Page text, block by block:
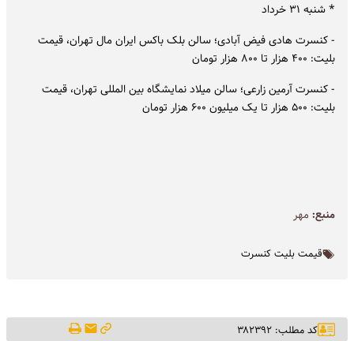
* شنبه ۳۱ خرداد
- کنسرت هادی فیض آبادی؛ سالن بلک باکس ایران مال تهران، قیمت
بلیت: ۴۰۰ هزار تا ۸۰۰ هزار تومان
- کنسرت آرمین زارعی؛ سالن میلاد نمایشگاه بین المللی تهران، قیمت
بلیت: ۵۰۰ هزار تا یک میلیون ۶۰۰ هزار تومان
منبع: مهر
قیمت بلیت کنسرت
کد مطلب: ۳۸۲۳۹۲